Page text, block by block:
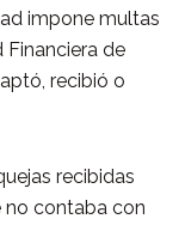
impone multas
Financiera de
recibió o
recibidas
no contaba con